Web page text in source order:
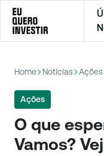
Home Notícias Ações
Ações
O que
Vamos?